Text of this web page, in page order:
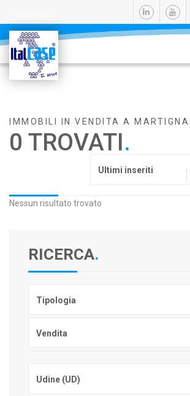
IMMOBILI IN VENDITA A
0 TROVATI.
Ultimi inseriti
Nessun risultato trovato
RICERCA.
Tipologia
Vendita
Udine (UD)